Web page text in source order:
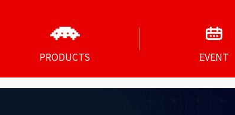
PRODUCTS EVENT